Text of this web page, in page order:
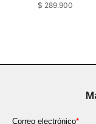
$ 289.900